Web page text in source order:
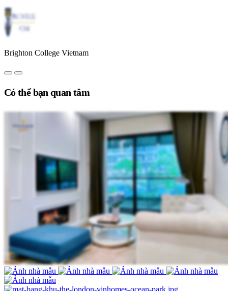
Brighton College Vietnam
Có thể bạn quan tâm